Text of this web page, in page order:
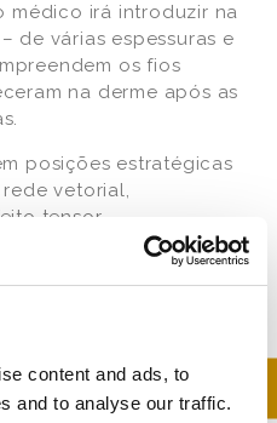
content and ads, to
and to analyse our traffic.
médico irá introduzir na
de várias espessuras e
os fios
na derme após as
posições estratégicas
vetorial,
tensor.
e/ou hematomas nas
dias e a exposição
cuidados básicos de